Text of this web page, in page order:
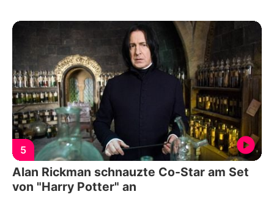
5
Alan Rickman schnauzte Co-Star am Set
von "Harry Potter" an